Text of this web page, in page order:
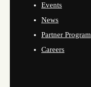
Events
News
Partner Program
Careers